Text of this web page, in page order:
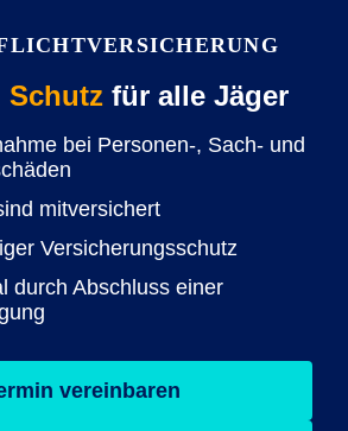
für alle Jäger
bei Personen-, Sach- und
mitversichert
Versicherungsschutz
durch Abschluss einer
vereinbaren